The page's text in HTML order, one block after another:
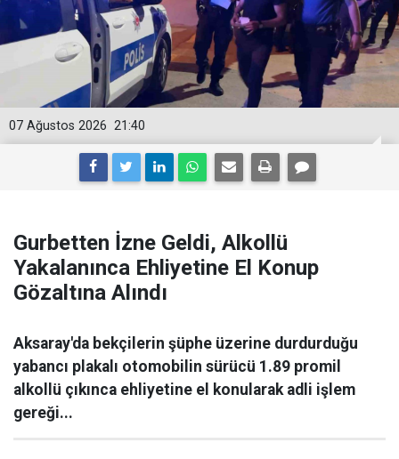
21:40
07 Ağustos 2026
Gurbetten İzne Geldi, Alkollü
Yakalanınca Ehliyetine El Konup
Gözaltına Alındı
Aksaray'da bekçilerin şüphe üzerine durdurduğu
yabancı plakalı otomobilin sürücü 1.89 promil
alkollü çıkınca ehliyetine el konularak adli işlem
gereği...